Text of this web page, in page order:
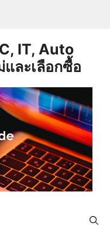
IT, Auto
ละเลือกซื้อ